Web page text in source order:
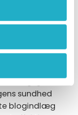
er en
både
En
daglige
sundhed
blogindlæg